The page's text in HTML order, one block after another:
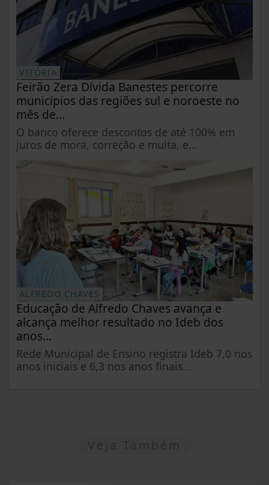
VITÓRIA
Feirão Zera Dívida Banestes percorre
municípios das regiões sul e noroeste no
mês de...
O banco oferece descontos de até 100% em
juros de mora, correção e multa, e...
ALFREDO CHAVES
Educação de Alfredo Chaves avança e
alcança melhor resultado no Ideb dos
anos...
Rede Municipal de Ensino registra Ideb 7,0 nos
anos iniciais e 6,3 nos anos finais...